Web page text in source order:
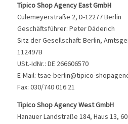
Tipico Shop Agency East GmbH
Culemeyerstraße 2, D-12277 Berlin
Geschäftsführer: Peter Däderich
Sitz der Gesellschaft: Berlin,
112497B
USt.-IdNr.: DE 266606570
E-Mail: tsae-berlin@tipico-
Fax: 030/740 016 21
Tipico Shop Agency West GmbH
Hanauer Landstraße 184, Haus 13,